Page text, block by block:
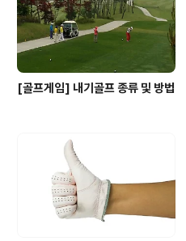
[골프게임] 내기골프 종류 및 방법